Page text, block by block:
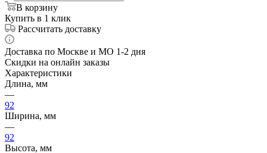
В корзину
Купить в 1 клик
Рассчитать доставку
Доставка по Москве и МО 1-2 дня
Скидки на онлайн заказы
Характеристики
Длина, мм
—
92
Ширина, мм
—
92
Высота, мм